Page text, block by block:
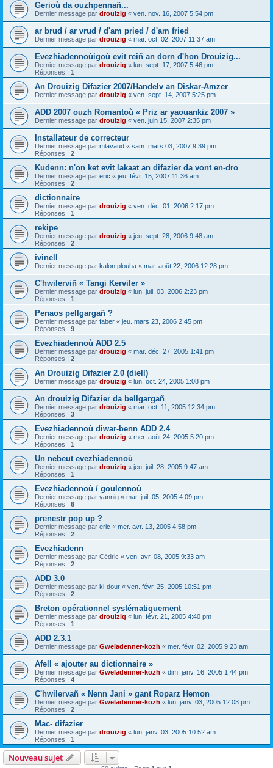
Gerioù da ouzhpennañ...
Dernier message par drouizig « ven. nov. 16, 2007 5:54 pm
ar brud / ar vrud / d'am pried / d'am fried
Dernier message par drouizig « mar. oct. 02, 2007 11:37 am
Evezhiadennoùigoù evit reiñ an dorn d'hon Drouizig...
Dernier message par drouizig « lun. sept. 17, 2007 5:46 pm
Réponses : 1
An Drouizig Difazier 2007/Handelv an Diskar-Amzer
Dernier message par drouizig « ven. sept. 14, 2007 5:25 pm
ADD 2007 ouzh Romantoù « Priz ar yaouankiz 2007 »
Dernier message par drouizig « ven. juin 15, 2007 2:35 pm
Installateur de correcteur
Dernier message par mlavaud « sam. mars 03, 2007 9:39 pm
Réponses : 2
Kudenn: n'on ket evit lakaat an difazier da vont en-dro
Dernier message par eric « jeu. févr. 15, 2007 11:36 am
Réponses : 2
dictionnaire
Dernier message par drouizig « ven. déc. 01, 2006 2:17 pm
Réponses : 1
rekipe
Dernier message par drouizig « jeu. sept. 28, 2006 9:48 am
Réponses : 2
ivinell
Dernier message par kalon plouha « mar. août 22, 2006 12:28 pm
C'hwilerviñ « Tangi Kerviler »
Dernier message par drouizig « lun. juil. 03, 2006 2:23 pm
Réponses : 1
Penaos pellgargañ ?
Dernier message par faber « jeu. mars 23, 2006 2:45 pm
Réponses : 9
Evezhiadennoù ADD 2.5
Dernier message par drouizig « mar. déc. 27, 2005 1:41 pm
Réponses : 2
An Drouizig Difazier 2.0 (diell)
Dernier message par drouizig « lun. oct. 24, 2005 1:08 pm
An drouizig Difazier da bellgargañ
Dernier message par drouizig « mar. oct. 11, 2005 12:34 pm
Réponses : 3
Evezhiadennoù diwar-benn ADD 2.4
Dernier message par drouizig « mer. août 24, 2005 5:20 pm
Réponses : 1
Un nebeut evezhiadennoù
Dernier message par drouizig « jeu. juil. 28, 2005 9:47 am
Réponses : 1
Evezhiadennoù / goulennoù
Dernier message par yannig « mar. juil. 05, 2005 4:09 pm
Réponses : 6
prenestr pop up ?
Dernier message par eric « mer. avr. 13, 2005 4:58 pm
Réponses : 2
Evezhiadenn
Dernier message par Cédric « ven. avr. 08, 2005 9:33 am
Réponses : 2
ADD 3.0
Dernier message par ki-dour « ven. févr. 25, 2005 10:51 pm
Réponses : 2
Breton opérationnel systématiquement
Dernier message par drouizig « lun. févr. 21, 2005 4:40 pm
Réponses : 1
ADD 2.3.1
Dernier message par Gweladenner-kozh « mer. févr. 02, 2005 9:23 am
Afell « ajouter au dictionnaire »
Dernier message par Gweladenner-kozh « dim. janv. 16, 2005 1:44 pm
Réponses : 4
C'hwilervañ « Nenn Jani » gant Roparz Hemon
Dernier message par Gweladenner-kozh « lun. janv. 03, 2005 12:03 pm
Réponses : 2
Mac- difazier
Dernier message par drouizig « lun. janv. 03, 2005 10:52 am
Réponses : 1
Nouveau sujet